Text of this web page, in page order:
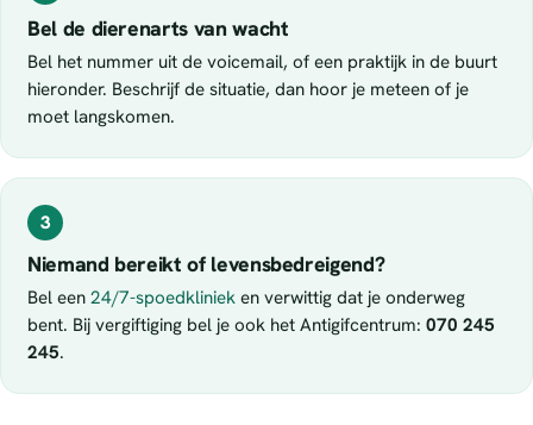
Bel de dierenarts van wacht
Bel het nummer uit de voicemail, of een praktijk in de buurt
hieronder. Beschrijf de situatie, dan hoor je meteen of je
moet langskomen.
3
Niemand bereikt of levensbedreigend?
Bel een 24/7-spoedkliniek en verwittig dat je onderweg
bent. Bij vergiftiging bel je ook het Antigifcentrum: 070 245
245.